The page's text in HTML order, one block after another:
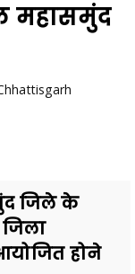
महासमुंद
जिले के
जिला
होने